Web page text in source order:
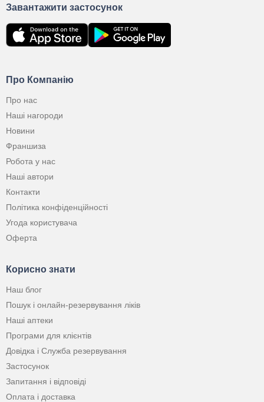
Про Компанію
Про нас
Наші нагороди
Новини
Франшиза
Робота у нас
Наші автори
Контакти
Політика конфіденційності
Угода користувача
Оферта
Корисно знати
Наш блог
Пошук і онлайн-резервування ліків
Наші аптеки
Програми для клієнтів
Довідка і Служба резервування
Застосунок
Запитання і відповіді
Оплата і доставка
Завантажити застосунок